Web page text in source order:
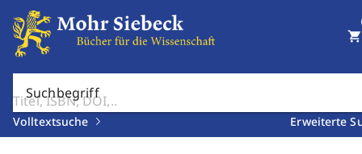
Suchbegriff
Volltextsuche Erweiterte
shopping_cart